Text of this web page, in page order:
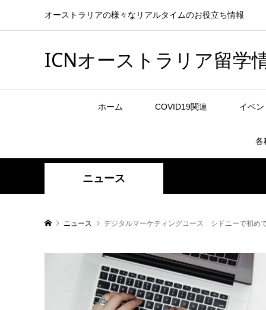
オーストラリアの様々なリアルタイムのお役立ち情報
ICNオーストラリア留学
ホーム COVID19関連 イベ
各
ニュース
ニュース デジタルマーケティングコース シドニーで初め